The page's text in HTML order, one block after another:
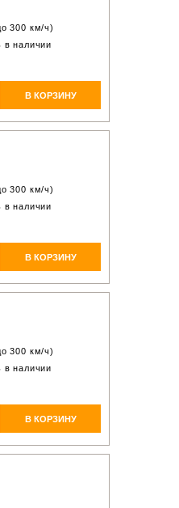
300 км/ч)
в наличии
В КОРЗИНУ
300 км/ч)
в наличии
В КОРЗИНУ
300 км/ч)
в наличии
В КОРЗИНУ